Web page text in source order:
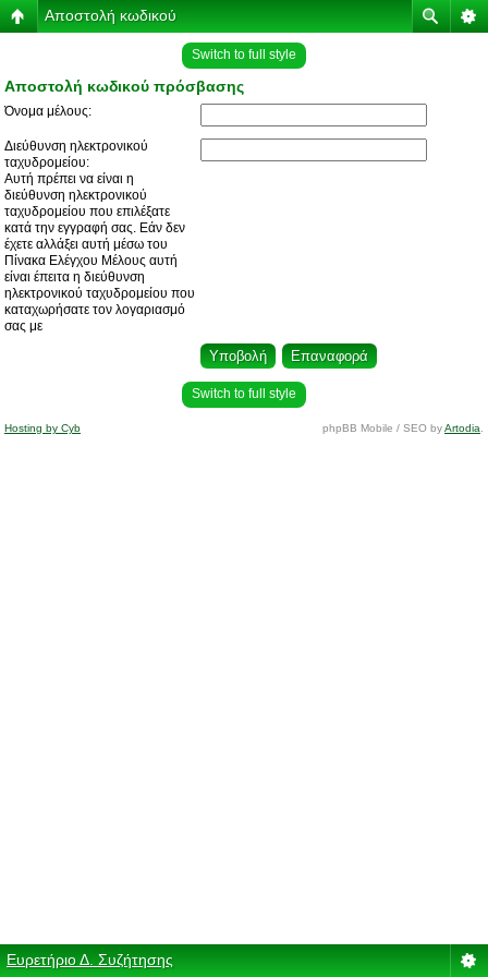
Αποστολή κωδικού
Switch to full style
Αποστολή κωδικού πρόσβασης
Όνομα μέλους:
Διεύθυνση ηλεκτρονικού
ταχυδρομείου:
Αυτή πρέπει να είναι η
διεύθυνση ηλεκτρονικού
ταχυδρομείου που επιλέξατε
κατά την εγγραφή σας. Εάν δεν
έχετε αλλάξει αυτή μέσω του
Πίνακα Ελέγχου Μέλους αυτή
είναι έπειτα η διεύθυνση
ηλεκτρονικού ταχυδρομείου που
καταχωρήσατε τον λογαριασμό
σας με
Switch to full style
Hosting by Cyb phpBB Mobile / SEO byArtodia
Ευρετήριο Δ. Συζήτησης